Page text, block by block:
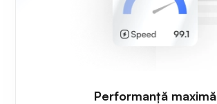
Performanță maximă